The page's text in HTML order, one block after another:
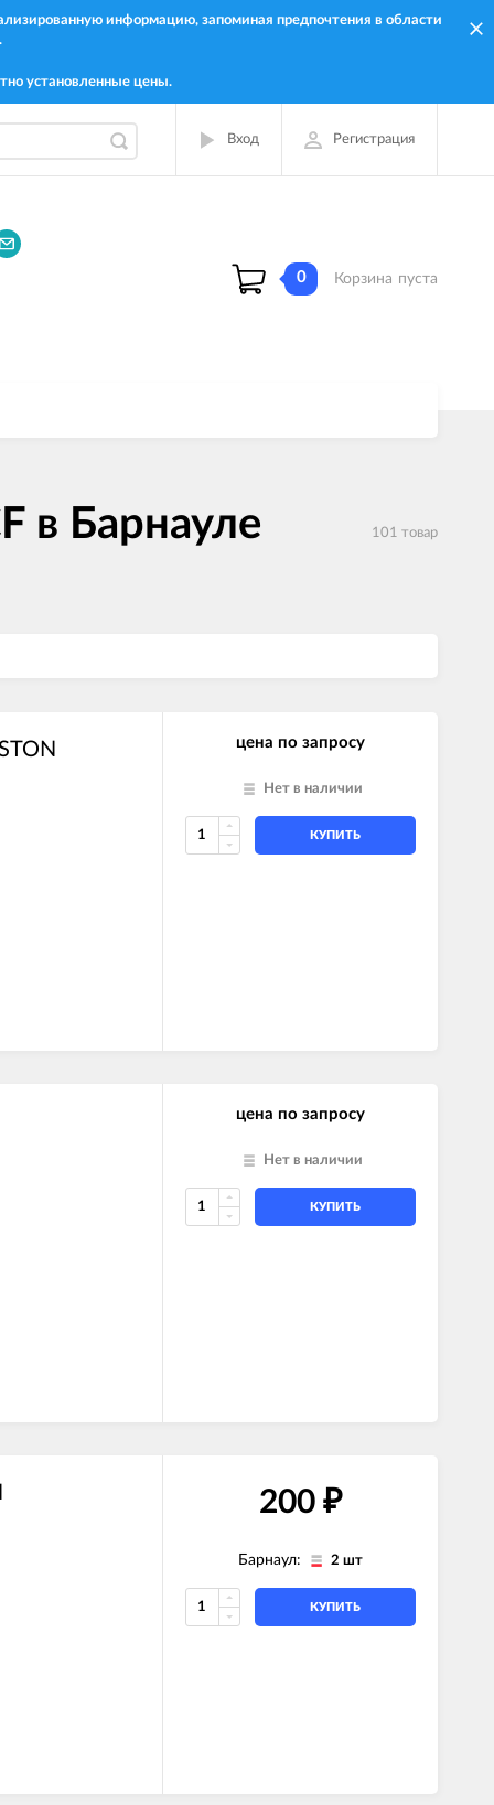
информацию, запоминая предпочтения в области
установленные цены.
Вход Регистрация
0 Корзина пуста
в Барнауле 101 товар
цена по запросу
Нет в наличии
КУПИТЬ
цена по запросу
Нет в наличии
КУПИТЬ
200 ₽
Барнаул: 2 шт
КУПИТЬ